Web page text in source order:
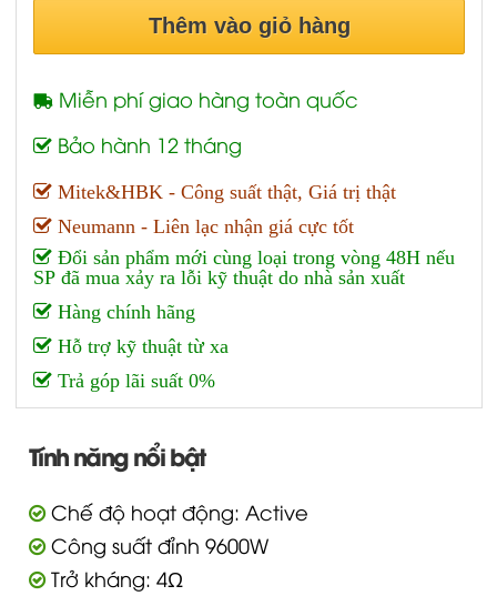
Thêm vào giỏ hàng
Miễn phí giao hàng toàn quốc
Bảo hành 12 tháng
Mitek&HBK - Công suất thật, Giá trị thật
Neumann - Liên lạc nhận giá cực tốt
Đổi sản phẩm mới cùng loại trong vòng 48H nếu
SP đã mua xảy ra lỗi kỹ thuật do nhà sản xuất
Hàng chính hãng
Hỗ trợ kỹ thuật từ xa
Trả góp lãi suất 0%
Tính năng nổi bật
Chế độ hoạt động: Active
Công suất đỉnh 9600W
Trở kháng: 4Ω